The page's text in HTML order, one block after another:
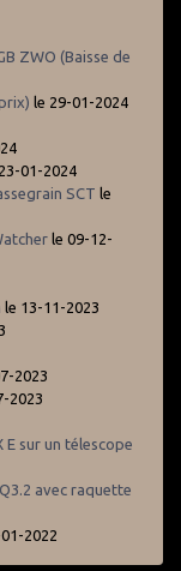
ZWO (Baisse de
le 29-01-2024
01-2024
SCT le
le 09-12-
le 13-11-2023
2023
2023
sur un télescope
avec raquette
2022